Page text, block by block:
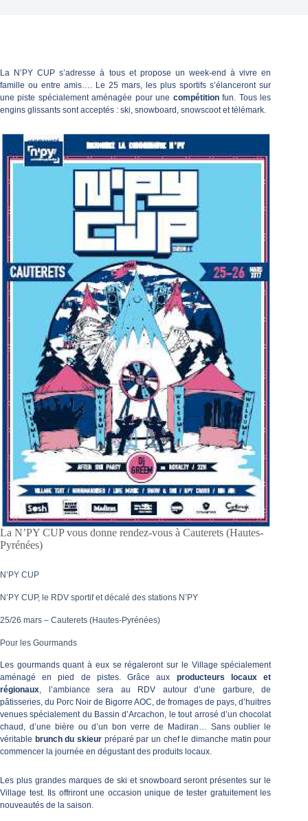
La N’PY CUP s’adresse à tous et propose un week-end à vivre en
famille ou entre amis…. Le 25 mars, les plus sportifs s’élanceront sur
une piste spécialement aménagée pour une compétitionfun. Tous les
engins glissants sont acceptés : ski, snowboard, snowscoot et télémark.
La N’PY CUP vous donne rendez-vous à Cauterets (Hautes-
Pyrénées)
N’PY CUP
N’PY CUP, le RDV sportif et décalé des stations N’PY
25/26 mars – Cauterets (Hautes-Pyrénées)
Pour les Gourmands
Les gourmands quant à eux se régaleront sur le Village spécialement
aménagé en pied de pistes. Grâce aux producteurs locaux et
régionaux, l’ambiance sera au RDV autour d’une garbure, de
pâtisseries, du Porc Noir de Bigorre AOC, de fromages de pays, d’huitres
venues spécialement du Bassin d’Arcachon, le tout arrosé d’un chocolat
chaud, d’une bière ou d’un bon verre de Madiran… Sans oublier le
véritable brunch du skieur préparé par un chef le dimanche matin pour
commencer la journée en dégustant des produits locaux.
Les plus grandes marques de ski et snowboard seront présentes sur le
Village test. Ils offriront une occasion unique de tester gratuitement les
nouveautés de la saison.